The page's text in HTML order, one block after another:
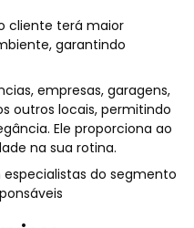
cliente terá maior
garantindo
empresas, garagens,
outros locais, permitindo
Ele proporciona ao
na sua rotina.
do segmento